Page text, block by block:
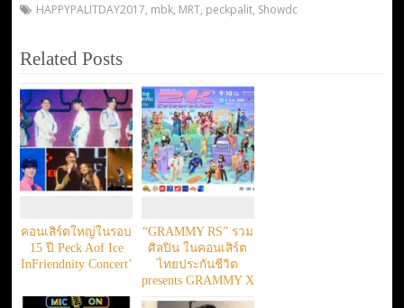
HAPPYPALITDAY2017, mbk, MRT, peckpalit, Showdc
Related Posts
คอนเสิร์ตใหญ่ในรอบ
15 ปี Peck Aof Ice
InFriendnity Concert’
“GRAMMY RS” รวม
ศิลปิน ในคอนเสิร์ต
ไทยประกันชีวิต
presents GRAMMY X
RS : 2K Celebration